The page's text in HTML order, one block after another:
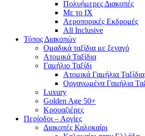
Πολυήμερες Διακοπές
Με το ΙΧ
Αεροπορικές Εκδρομές
All Inclusive
Τύπος Διακοπών
Ομαδικά ταξίδια με ξεναγό
Ατομικά Ταξίδια
Γαμήλιο Ταξίδι
Ατομικά Γαμήλια Ταξίδια
Οργανωμένα Γαμήλια
Luxury
Golden Age 50+
Κρουαζιέρες
Περίοδοι – Αργίες
Διακοπές Καλοκαίρι